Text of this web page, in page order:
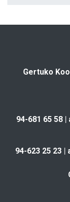
Gertuko
94-681 65 58 |
94-623 25 23 |